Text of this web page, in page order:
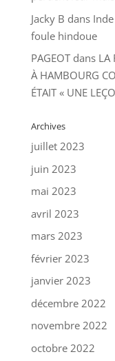
Jacky B dans
foule hindoue
PAGEOTdans LA
À HAMBOURG
ÉTAIT « UNE
Archives
juillet 2023
juin 2023
mai 2023
avril 2023
mars 2023
février 2023
janvier 2023
décembre 2022
novembre 2022
octobre 2022